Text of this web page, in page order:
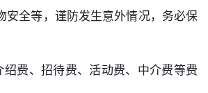
安全等，谨防发生意外情况，务必保
费、招待费、活动费、中介费等费